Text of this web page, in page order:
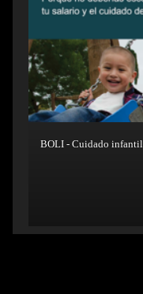
BOLI - Cuidado infantil